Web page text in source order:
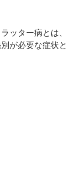
ッター病とは、
が必要な症状と